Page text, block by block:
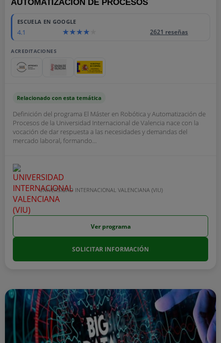
AUTOMATIZACIÓN DE PROCESOS
ESCUELA EN GOOGLE
4.1 2621 reseñas
ACREDITACIONES
Relacionado con esta temática
Definición del programa El Máster en Robótica y Automatización de
Procesos de la Universidad Internacional de Valencia nace con la
vocación de dar respuesta a las necesidades y demandas del
mercado laboral, formando...
UNIVERSIDAD INTERNACIONAL VALENCIANA (VIU)
Ver programa
SOLICITAR INFORMACIÓN